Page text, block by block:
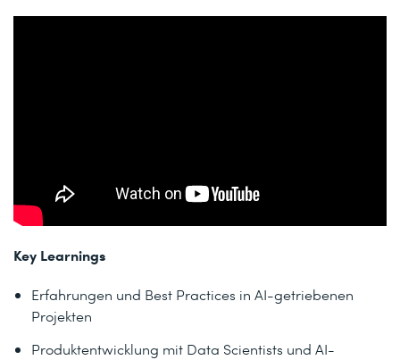
Key Learnings
Erfahrungen und Best Practices in AI-getriebenen
Projekten
Produktentwicklung mit Data Scientists und AI-